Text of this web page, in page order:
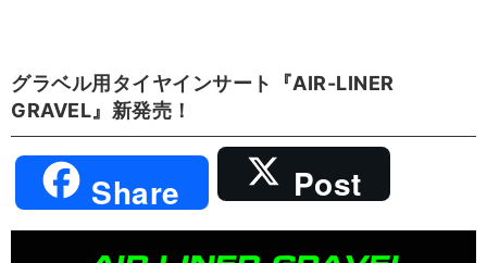
グラベル用タイヤインサート『AIR-LINER
GRAVEL』新発売！
Share Post